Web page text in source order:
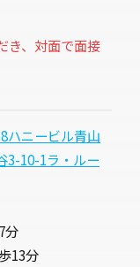
き、対面で面接
ハニービル青山
3-10-1ラ・ルー
分
13分